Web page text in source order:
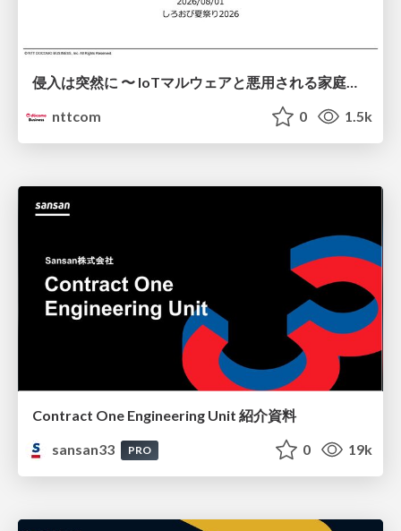
侵入は突然に 〜 IoTマルウェアと悪用される家庭の機器 ～ / When Intrusion Strikes: IoT Malware and the Abuse of Home Devices
nttcom
0 1.5k
Contract One Engineering Unit 紹介資料
sansan33
PRO 0 19k